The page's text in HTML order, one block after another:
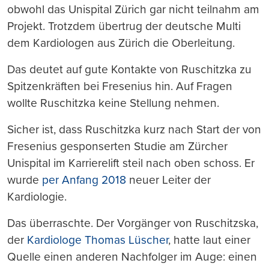
obwohl das Unispital Zürich gar nicht teilnahm am
Projekt. Trotzdem übertrug der deutsche Multi
dem Kardiologen aus Zürich die Oberleitung.
Das deutet auf gute Kontakte von Ruschitzka zu
Spitzenkräften bei Fresenius hin. Auf Fragen
wollte Ruschitzka keine Stellung nehmen.
Sicher ist, dass Ruschitzka kurz nach Start der von
Fresenius gesponserten Studie am Zürcher
Unispital im Karrierelift steil nach oben schoss. Er
wurde per Anfang 2018 neuer Leiter der
Kardiologie.
Das überraschte. Der Vorgänger von Ruschitzska,
der Kardiologe Thomas Lüscher, hatte laut einer
Quelle einen anderen Nachfolger im Auge: einen